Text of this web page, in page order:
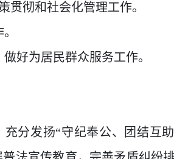
贯彻和社会化管理工作。
好为居民群众服务工作。
充分发扬“守纪奉公、团结互